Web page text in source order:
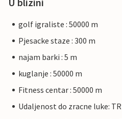
golf igraliste : 50000 m
Pjesacke staze : 300 m
najam barki : 5 m
kuglanje : 50000 m
Fitness centar : 50000 m
Udaljenost do zracne luke: